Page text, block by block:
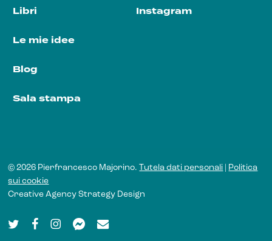
Libri
Le mie idee
Blog
Sala stampa
Instagram
© 2026 Pierfrancesco Majorino. Tutela dati personali
Politica
sui cookie
Creative AgencyStrategy Design
twitterfacebookinstagrammessenger
email